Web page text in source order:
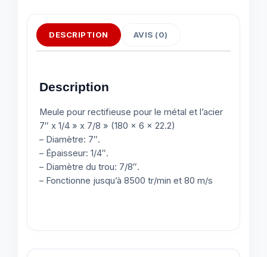
DESCRIPTION AVIS (0)
Description
Meule pour rectifieuse pour le métal et l’acier
7″ x 1/4 » x 7/8 » (180 x 6 x 22.2)
– Diamètre: 7″.
– Épaisseur: 1/4″.
– Diamètre du trou: 7/8″.
– Fonctionne jusqu’à 8500 tr/min et 80 m/s